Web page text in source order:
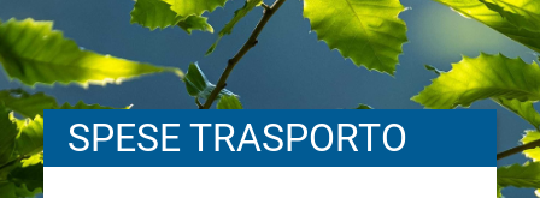
SPESE TRASPORTO